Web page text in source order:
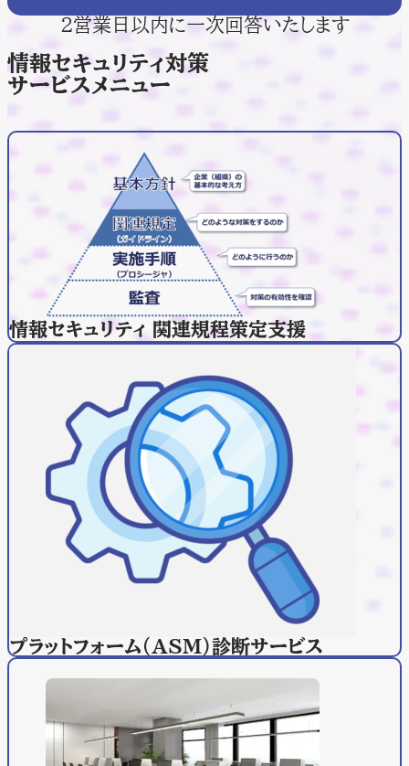
２営業日以内に一次回答いたします
情報セキュリティ対策
サービスメニュー
情報セキュリティ 関連規程策定支援
プラットフォーム（ASM）診断サービス